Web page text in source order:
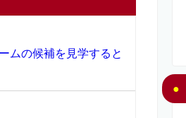
ムの候補を見学すると